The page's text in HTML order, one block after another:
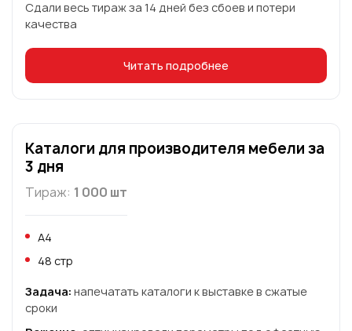
Сдали весь тираж за 14 дней без сбоев и потери
качества
Читать подробнее
Каталоги для производителя мебели за
3 дня
Тираж: 1 000 шт
А4
48 стр
Задача: напечатать каталоги к выставке в сжатые
сроки